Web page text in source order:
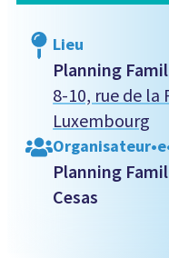
Lieu
Planning
8-10, rue de la
Luxembourg
Planning
Cesas